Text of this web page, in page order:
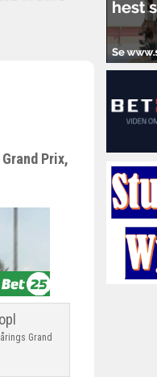
Prix,
Grand